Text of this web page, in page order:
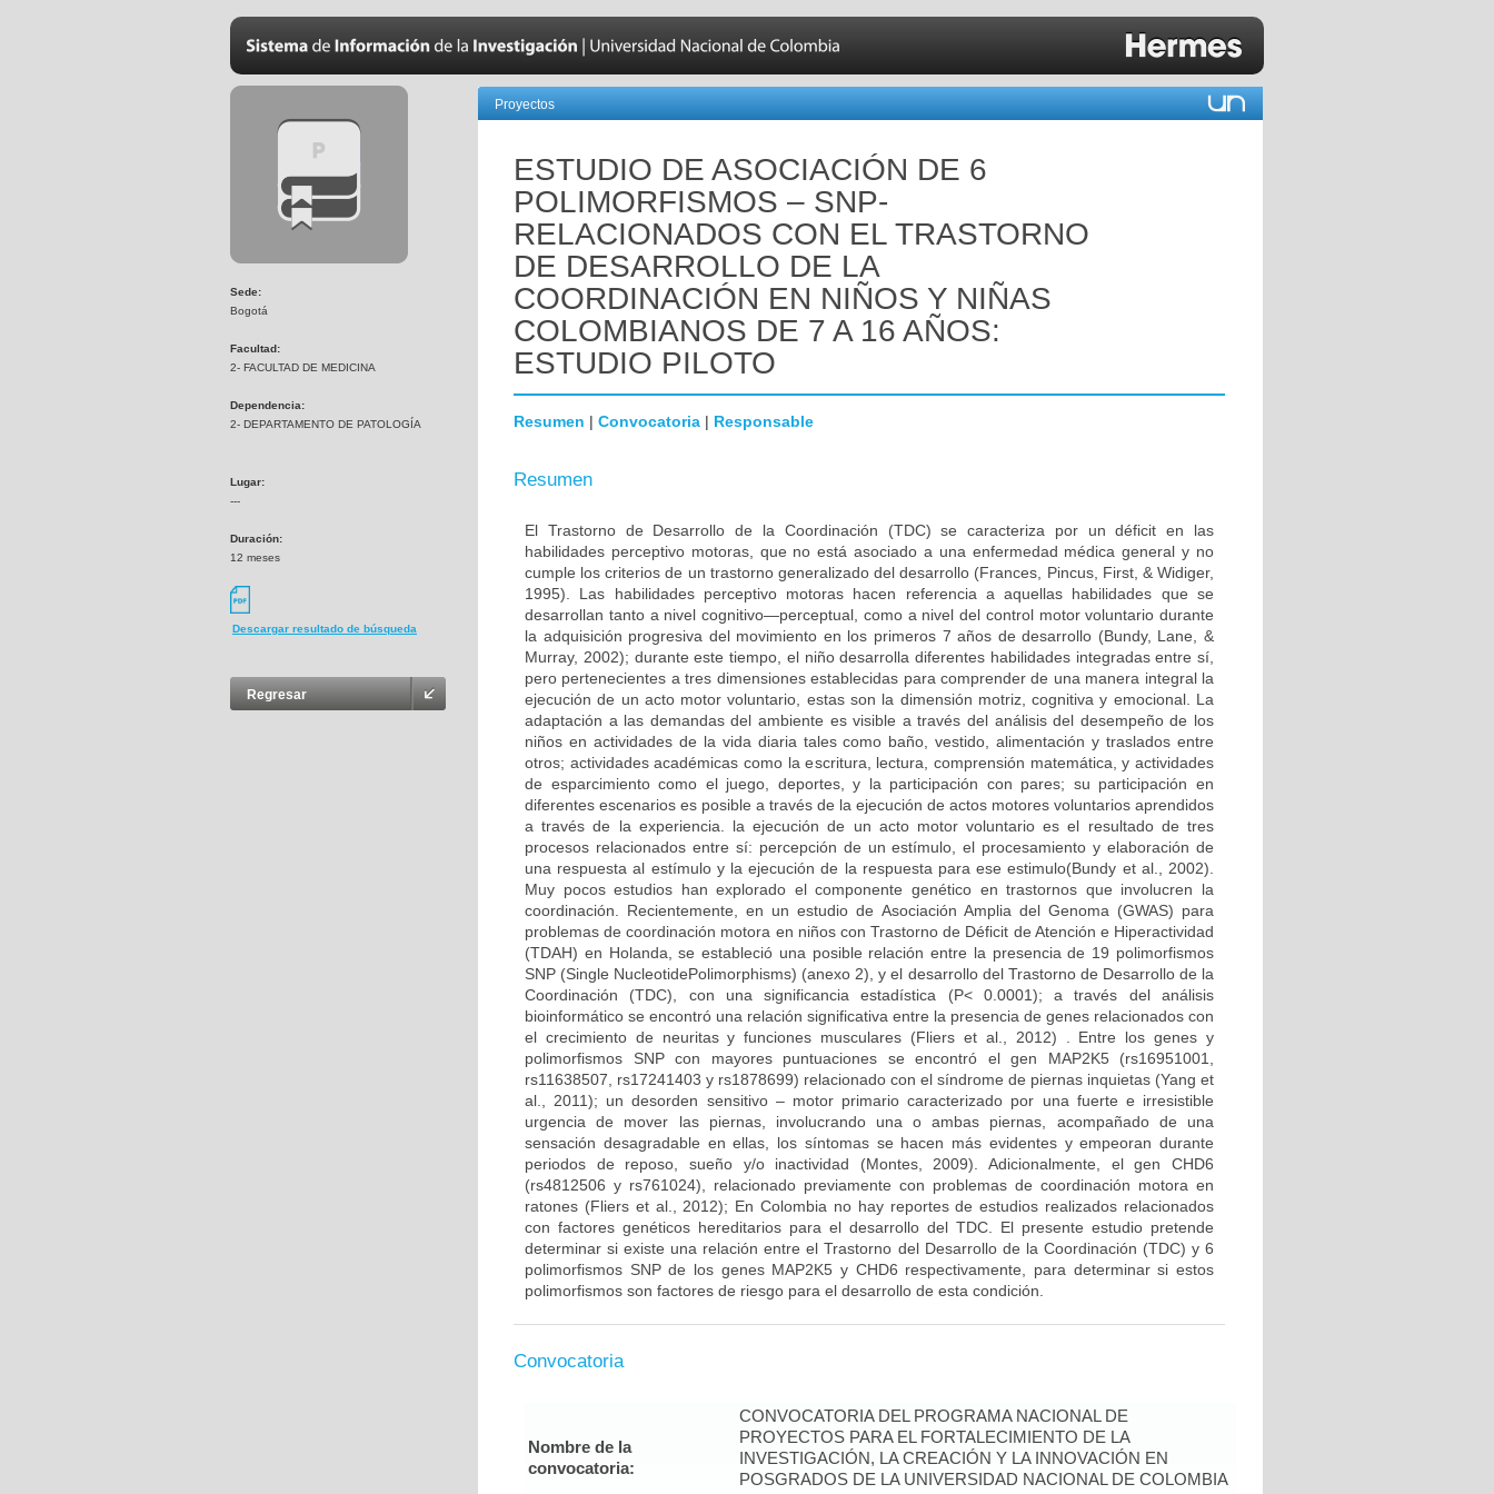
Sede:
Bogotá
Facultad:
2- FACULTAD DE MEDICINA
Dependencia:
2- DEPARTAMENTO DE PATOLOGÍA
Lugar:
---
Duración:
12 meses
Descargar resultado de búsqueda
Regresar
Proyectos
ESTUDIO DE ASOCIACIÓN DE 6
POLIMORFISMOS – SNP-
RELACIONADOS CON EL TRASTORNO
DE DESARROLLO DE LA
COORDINACIÓN EN NIÑOS Y NIÑAS
COLOMBIANOS DE 7 A 16 AÑOS:
ESTUDIO PILOTO
Resumen | Convocatoria | Responsable
Resumen
El Trastorno de Desarrollo de la Coordinación (TDC) se caracteriza por un déficit en las
habilidades perceptivo motoras, que no está asociado a una enfermedad médica general y no
cumple los criterios de un trastorno generalizado del desarrollo (Frances, Pincus, First, & Widiger,
1995). Las habilidades perceptivo motoras hacen referencia a aquellas habilidades que se
desarrollan tanto a nivel cognitivo—perceptual, como a nivel del control motor voluntario durante
la adquisición progresiva del movimiento en los primeros 7 años de desarrollo (Bundy, Lane, &
Murray, 2002); durante este tiempo, el niño desarrolla diferentes habilidades integradas entre sí,
pero pertenecientes a tres dimensiones establecidas para comprender de una manera integral la
ejecución de un acto motor voluntario, estas son la dimensión motriz, cognitiva y emocional. La
adaptación a las demandas del ambiente es visible a través del análisis del desempeño de los
niños en actividades de la vida diaria tales como baño, vestido, alimentación y traslados entre
otros; actividades académicas como la escritura, lectura, comprensión matemática, y actividades
de esparcimiento como el juego, deportes, y la participación con pares; su participación en
diferentes escenarios es posible a través de la ejecución de actos motores voluntarios aprendidos
a través de la experiencia. la ejecución de un acto motor voluntario es el resultado de tres
procesos relacionados entre sí: percepción de un estímulo, el procesamiento y elaboración de
una respuesta al estímulo y la ejecución de la respuesta para ese estimulo(Bundy et al., 2002).
Muy pocos estudios han explorado el componente genético en trastornos que involucren la
coordinación. Recientemente, en un estudio de Asociación Amplia del Genoma (GWAS) para
problemas de coordinación motora en niños con Trastorno de Déficit de Atención e Hiperactividad
(TDAH) en Holanda, se estableció una posible relación entre la presencia de 19 polimorfismos
SNP (Single NucleotidePolimorphisms) (anexo 2), y el desarrollo del Trastorno de Desarrollo de la
Coordinación (TDC), con una significancia estadística (P< 0.0001); a través del análisis
bioinformático se encontró una relación significativa entre la presencia de genes relacionados con
el crecimiento de neuritas y funciones musculares (Fliers et al., 2012) . Entre los genes y
polimorfismos SNP con mayores puntuaciones se encontró el gen MAP2K5 (rs16951001,
rs11638507, rs17241403 y rs1878699) relacionado con el síndrome de piernas inquietas (Yang et
al., 2011); un desorden sensitivo – motor primario caracterizado por una fuerte e irresistible
urgencia de mover las piernas, involucrando una o ambas piernas, acompañado de una
sensación desagradable en ellas, los síntomas se hacen más evidentes y empeoran durante
periodos de reposo, sueño y/o inactividad (Montes, 2009). Adicionalmente, el gen CHD6
(rs4812506 y rs761024), relacionado previamente con problemas de coordinación motora en
ratones (Fliers et al., 2012); En Colombia no hay reportes de estudios realizados relacionados
con factores genéticos hereditarios para el desarrollo del TDC. El presente estudio pretende
determinar si existe una relación entre el Trastorno del Desarrollo de la Coordinación (TDC) y 6
polimorfismos SNP de los genes MAP2K5 y CHD6 respectivamente, para determinar si estos
polimorfismos son factores de riesgo para el desarrollo de esta condición.
Convocatoria
Nombre de la
convocatoria:
CONVOCATORIA DEL PROGRAMA NACIONAL DE
PROYECTOS PARA EL FORTALECIMIENTO DE LA
INVESTIGACIÓN, LA CREACIÓN Y LA INNOVACIÓN EN
POSGRADOS DE LA UNIVERSIDAD NACIONAL DE COLOMBIA